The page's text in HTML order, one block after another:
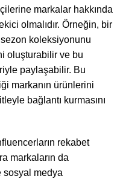
markalar hakkında
olmalıdır. Örneğin, bir
koleksiyonunu
oluşturabilir ve bu
paylaşabilir. Bu
markanın ürünlerini
bağlantı kurmasını
rekabet
markaların da
sosyal medya